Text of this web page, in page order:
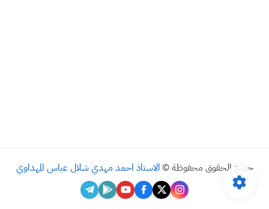
جميع الحقوق محفوظة © الاستاذ احمد مهدي شلال عباس المهداوي